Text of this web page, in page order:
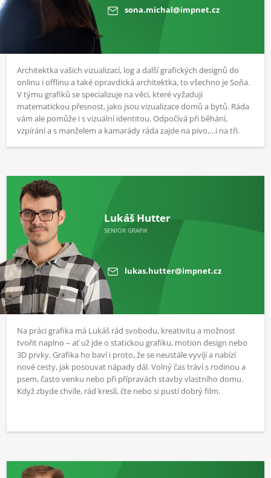
sona.michal@impnet.cz
Architektka vašich vizualizací, log a další grafických designů do
onlinu i offlinu a také opravdická architektka, to všechno je Soňa.
V týmu grafiků se specializuje na věci, které vyžadují
matematickou přesnost, jako jsou vizualizace domů a bytů. Ráda
vám ale pomůže i s vizuální identitou. Odpočívá při běhání,
vzpírání a s manželem a kamarády ráda zajde na pivo,…i na tři.
Lukáš Hutter
SENIOR GRAFIK
lukas.hutter@impnet.cz
Na práci grafika má Lukáš rád svobodu, kreativitu a možnost
tvořit naplno – ať už jde o statickou grafiku, motion design nebo
3D prvky. Grafika ho baví i proto, že se neustále vyvíjí a nabízí
nové cesty, jak posouvat nápady dál. Volný čas tráví s rodinou a
psem, často venku nebo při přípravách stavby vlastního domu.
Když zbyde chvíle, rád kreslí, čte nebo si pustí dobrý film.